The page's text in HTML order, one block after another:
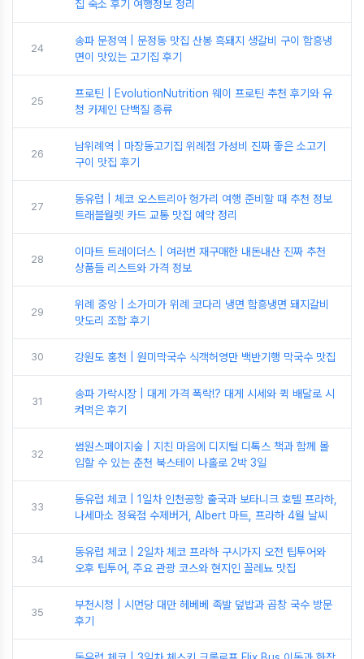
집 숙소 후기 여행정보 정리
24
송파 문정역 | 문정동 맛집 산봉 흑돼지 생갈비 구이 함흥냉
면이 맛있는 고기집 후기
25
프로틴 | EvolutionNutrition 웨이 프로틴 추천 후기와 유
청 카제인 단백질 종류
26
남위례역 | 마장동고기집 위례점 가성비 진짜 좋은 소고기
구이 맛집 후기
27
동유럽 | 체코 오스트리아 헝가리 여행 준비할 때 추천 정보
트래블월렛 카드 교통 맛집 예약 정리
28
이마트 트레이더스 | 여러번 재구매한 내돈내산 진짜 추천
상품들 리스트와 가격 정보
29
위례 중앙 | 소가미가 위례 코다리 냉면 함흥냉면 돼지갈비
맛도리 조합 후기
30 강원도 홍천 | 원미막국수 식객허영만 백반기행 막국수 맛집
31
송파 가락시장 | 대게 가격 폭락!? 대게 시세와 퀵 배달로 시
켜먹은 후기
32
썸원스페이지숲 | 지친 마음에 디지털 디톡스 책과 함께 몰
입할 수 있는 춘천 북스테이 나홀로 2박 3일
33
동유럽 체코 | 1일차 인천공항 출국과 보타니크 호텔 프라하,
나세마소 정육점 수제버거, Albert 마트, 프라하 4월 날씨
34
동유럽 체코 | 2일차 체코 프라하 구시가지 오전 팁투어와
오후 팁투어, 주요 관광 코스와 현지인 꼴레뇨 맛집
35
부천시청 | 시먼당 대만 헤베베 족발 덮밥과 곱창 국수 방문
후기